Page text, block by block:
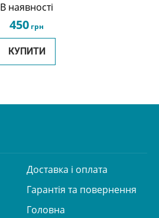
В наявності
450 грн
КУПИТИ
Доставка і оплата
Гарантія та повернення
Головна